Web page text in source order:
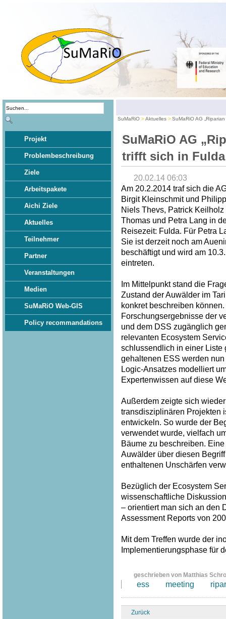
Projekt
Problembeschreibung
Ziele
Arbeitspakete
Aichi Ziele
Aktuelles
Teilnehmer
Partner
Veranstaltungen
Medien
SuMaRiO Web-GIS
Policy recommandations
SuMaRiO Aktuelles SuMaRiO AG
SuMaRiO AG
trifft sich in Fulda
20.02.14 06:03
Am 20.2.2014 traf sich die
Birgit Kleinschmit und
Niels Thevs, Patrick
Thomas und Petra Lang in
Reisezeit: Fulda. Für Petra
Sie ist derzeit noch am
beschäftigt und wird am
eintreten.
Im Mittelpunkt stand die
Zustand der Auwälder im
konkret beschreiben
Forschungsergebnisse der
und dem DSS zugänglich
relevanten Ecosystem
schlussendlich in einer Liste
gehaltenen ESS werden
Logic-Ansatzes modelliert
Expertenwissen auf diese
Außerdem zeigte sich
transdisziplinären Projekten
entwickeln. So wurde der
verwendet wurde, vielfach
Bäume zu beschreiben.
Auwälder über diesen
enthaltenen Unschärfen
Bezüglich der Ecosystem
wissenschaftliche
– orientiert man sich an den
Assessment Reports von
Mit dem Treffen wurde der
Implementierungsphase für
geschrieben von Matthias
ess meeting
Zurück